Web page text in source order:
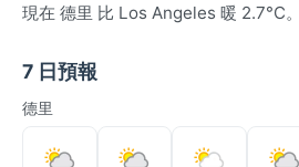
現在 德里 比 Los Angeles 暖 2.7°C。
7 日預報
德里